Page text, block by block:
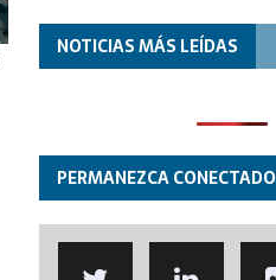
NOTICIAS MÁS LEÍDAS
PERMANEZCA CONECTADO